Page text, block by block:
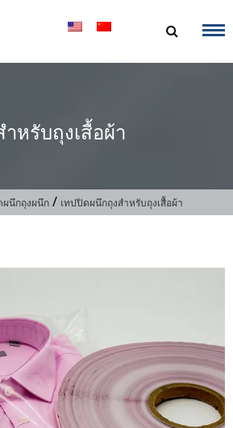
หรับถุงเสื้อผ้า
ผนึกถุงผนึก / เทปปิดผนึกถุงสำหรับถุงเสื้อผ้า